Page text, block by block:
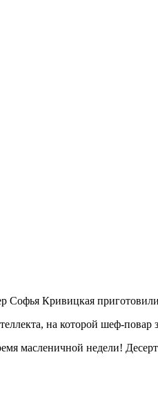
Софья Кривицкая
на которой шеф-
масленичной недели!